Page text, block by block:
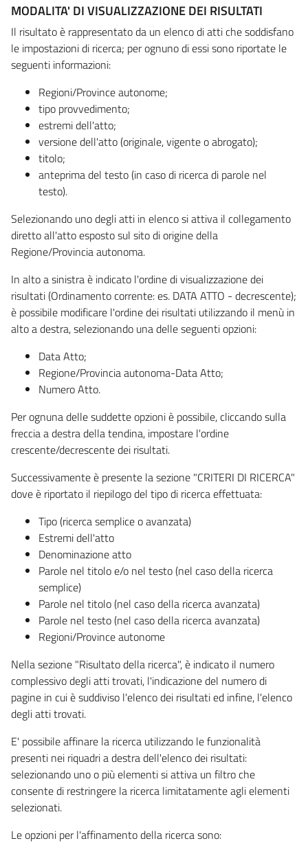
MODALITA' DI VISUALIZZAZIONE DEI RISULTATI
Il risultato è rappresentato da un elenco di atti che soddisfano
le impostazioni di ricerca; per ognuno di essi sono riportate le
seguenti informazioni:
Regioni/Province autonome;
tipo provvedimento;
estremi dell'atto;
versione dell'atto (originale, vigente o abrogato);
titolo;
anteprima del testo (in caso di ricerca di parole nel
testo).
Selezionando uno degli atti in elenco si attiva il collegamento
diretto all'atto esposto sul sito di origine della
Regione/Provincia autonoma.
In alto a sinistra è indicato l'ordine di visualizzazione dei
risultati (Ordinamento corrente: es. DATA ATTO - decrescente);
è possibile modificare l'ordine dei risultati utilizzando il menù in
alto a destra, selezionando una delle seguenti opzioni:
Data Atto;
Regione/Provincia autonoma-Data Atto;
Numero Atto.
Per ognuna delle suddette opzioni è possibile, cliccando sulla
freccia a destra della tendina, impostare l'ordine
crescente/decrescente dei risultati.
Successivamente è presente la sezione "CRITERI DI RICERCA"
dove è riportato il riepilogo del tipo di ricerca effettuata:
Tipo (ricerca semplice o avanzata)
Estremi dell'atto
Denominazione atto
Parole nel titolo e/o nel testo (nel caso della ricerca
semplice)
Parole nel titolo (nel caso della ricerca avanzata)
Parole nel testo (nel caso della ricerca avanzata)
Regioni/Province autonome
Nella sezione "Risultato della ricerca", è indicato il numero
complessivo degli atti trovati, l'indicazione del numero di
pagine in cui è suddiviso l'elenco dei risultati ed infine, l'elenco
degli atti trovati.
E' possibile affinare la ricerca utilizzando le funzionalità
presenti nei riquadri a destra dell'elenco dei risultati:
selezionando uno o più elementi si attiva un filtro che
consente di restringere la ricerca limitatamente agli elementi
selezionati.
Le opzioni per l'affinamento della ricerca sono: